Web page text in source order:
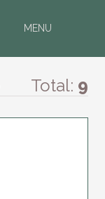
MENU
Total: 9